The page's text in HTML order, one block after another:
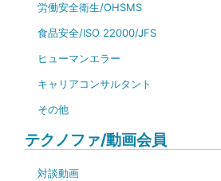
労働安全衛生/OHSMS
食品安全/ISO 22000/JFS
ヒューマンエラー
キャリアコンサルタント
その他
テクノファ/動画会員
対談動画